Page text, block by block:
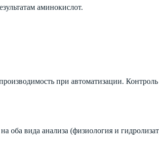
аминокислот.
при автоматизации. Контроль
оба вида анализа (физиология и